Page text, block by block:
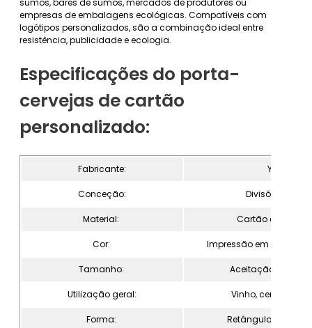
sumos, bares de sumos, mercados de produtores ou
empresas de embalagens ecológicas. Compatíveis com
logótipos personalizados, são a combinação ideal entre
resistência, publicidade e ecologia.
Especificações do porta-
cervejas de cartão
personalizado:
Fabricante: Yisheng
Conceção: Divisórias
Material: Cartão e papel
Cor: Impressão em offset a 4
Tamanho: Aceitação
Utilização geral: Vinho, cerveja,
Forma: Retângulo e